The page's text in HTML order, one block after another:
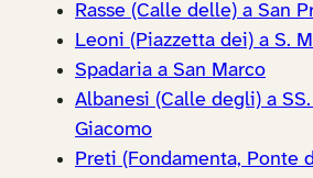
Rasse (Calle delle) a San
Leoni (Piazzetta dei) a S.
Spadaria a San Marco
Albanesi (Calle degli) a
Giacomo
Preti (Fondamenta, Ponte